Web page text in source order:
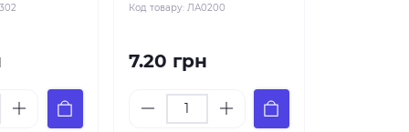
Код товару: ЛА0200
7.20 грн